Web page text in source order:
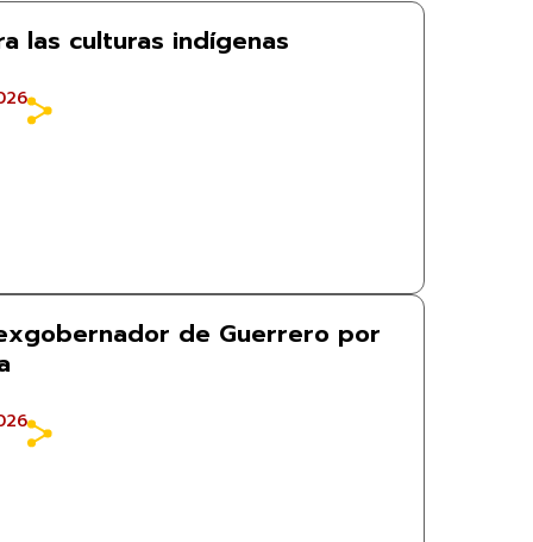
las culturas indígenas
de Guerrero por